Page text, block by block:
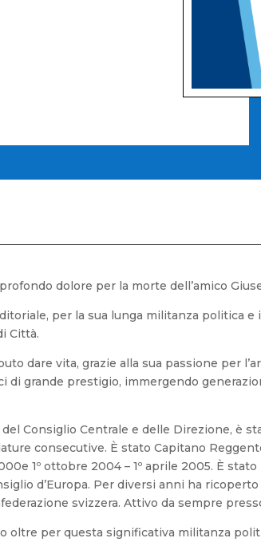
dolore per la morte dell’amico
per la sua lunga militanza politica
Città.
dare vita, grazie alla sua passione per
grande prestigio, immergendo
Consiglio Centrale e delle Direzione, è
consecutive. È stato Capitano
1º ottobre 2004 – 1º aprile 2005. È
d’Europa. Per diversi anni ha
svizzera. Attivo da sempre presso
oltre per questa significativa militanza